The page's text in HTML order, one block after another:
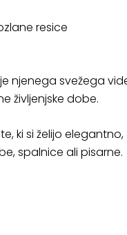
resice
njenega svežega
življenjske dobe.
ki si želijo elegantno,
spalnice ali pisarne.